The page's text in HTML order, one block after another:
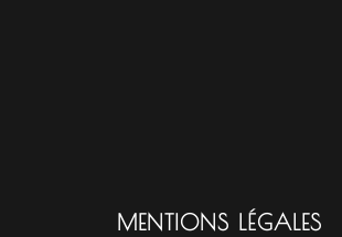
MENTIONS LÉGALES